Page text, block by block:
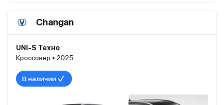
Changan
UNI-S Техно
Кроссовер • 2025
В наличии